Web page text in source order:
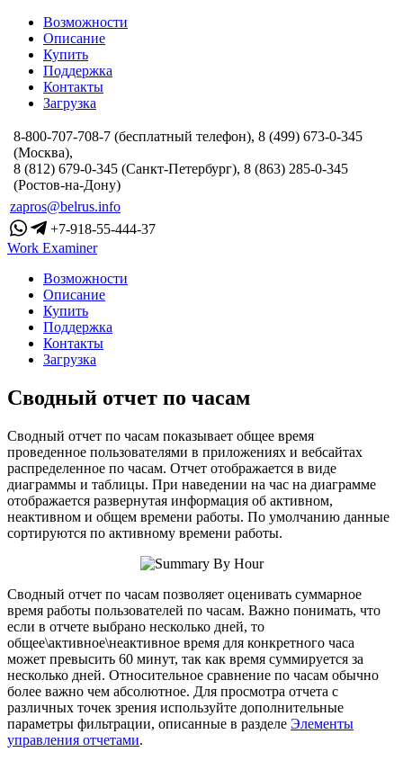
Возможности
Описание
Купить
Поддержка
Контакты
Загрузка
8-800-707-708-7 (бесплатный телефон), 8 (499) 673-0-345
(Москва),
8 (812) 679-0-345 (Санкт-Петербург), 8 (863) 285-0-345
(Ростов-на-Дону)
zapros@belrus.info
+7-918-55-444-37
Work Examiner
Возможности
Описание
Купить
Поддержка
Контакты
Загрузка
Сводный отчет по часам
Сводный отчет по часам показывает общее время
проведенное пользователями в приложениях и вебсайтах
распределенное по часам. Отчет отображается в виде
диаграммы и таблицы. При наведении на час на диаграмме
отображается развернутая информация об активном,
неактивном и общем времени работы. По умолчанию данные
сортируются по активному времени работы.
Сводный отчет по часам позволяет оценивать суммарное
время работы пользователей по часам. Важно понимать, что
если в отчете выбрано несколько дней, то
общее\активное\неактивное время для конкретного часа
может превысить 60 минут, так как время суммируется за
несколько дней. Относительное сравнение по часам обычно
более важно чем абсолютное. Для просмотра отчета с
различных точек зрения используйте дополнительные
параметры фильтрации, описанные в разделе Элементы
управления отчетами.